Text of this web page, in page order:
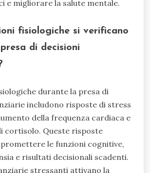
e migliorare la salute mentale.
fisiologiche si verificano
di decisioni
durante la presa di
includono risposte di stress
della frequenza cardiaca e
cortisolo. Queste risposte
le funzioni cognitive,
e risultati decisionali scadenti.
stressanti attivano la